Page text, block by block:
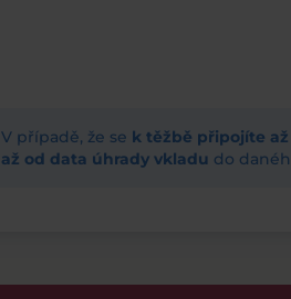
V případě, že se k těžbě připojíte
až od data úhrady vkladu do